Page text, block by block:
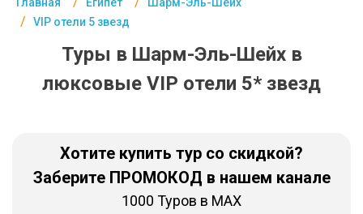
VIP отели 5 звезд
Туры в Шарм-Эль-Шейх в
люксовые VIP отели 5* звезд
Хотите купить тур со скидкой?
Заберите ПРОМОКОД в нашем канале
1000 Туров в MAX
Египет
Хайнань